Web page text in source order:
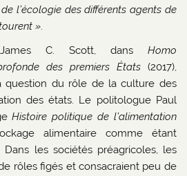
l’écologie des différents agents de
».
James C. Scott, dans Homo
des premiers États (2017),
question du rôle de la culture des
des états. Le politologue Paul
Histoire politique de l’alimentation
alimentaire comme étant
Dans les sociétés préagricoles, les
rôles figés et consacraient peu de